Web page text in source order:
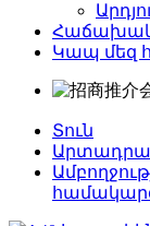
Կապ մեզ
Տուն